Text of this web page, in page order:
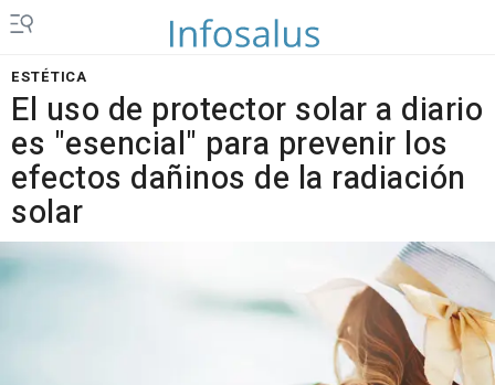
ESTÉTICA
El uso de protector solar a diario
es "esencial" para prevenir los
efectos dañinos de la radiación
solar